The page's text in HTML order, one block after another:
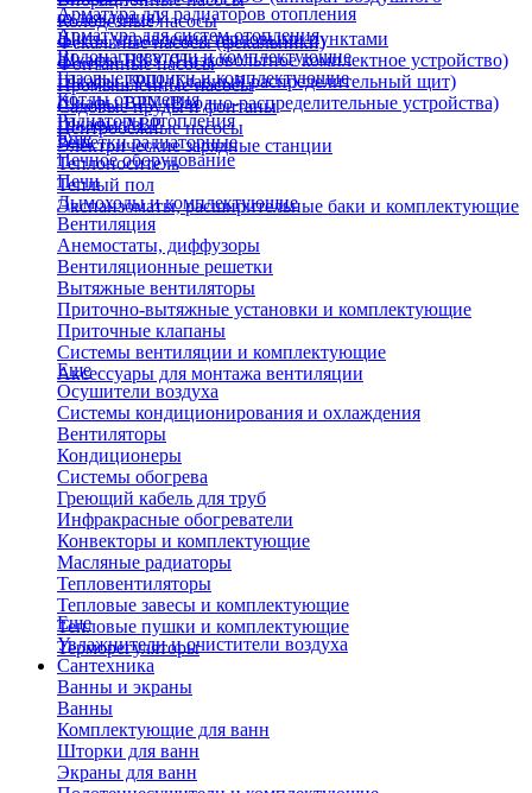
Колодезные насосы
Фекальные насосы (фекальники)
Фонтанные насосы
Промышленные насосы
Садовые пруды и фонтаны
Центробежные насосы
охлаждения)
Щиты управления тепловыми пунктами
Шкафы НКУ (Низковольтное комплектное устройство)
Шкафы ГРЩ (Главный распределительный щит)
Шкафы ВРУ (Вводно-распределительные устройства)
Шкафы АВР
Электрические зарядные станции
Арматура для радиаторов отопления
Арматура для систем отопления
Водонагреватели и комплектующие
Газовые колонки и комплектующие
Котлы отопления
Радиаторы отопления
Решетки радиаторные
Теплоноситель
Теплый пол
Экспанзоматы, расширительные баки и комплектующие
Еще
Печное оборудование
Печи
Дымоходы и комплектующие
Вентиляция
Анемостаты, диффузоры
Вентиляционные решетки
Вытяжные вентиляторы
Приточно-вытяжные установки и комплектующие
Приточные клапаны
Системы вентиляции и комплектующие
Аксессуары для монтажа вентиляции
Еще
Осушители воздуха
Системы кондиционирования и охлаждения
Вентиляторы
Кондиционеры
Системы обогрева
Греющий кабель для труб
Инфракрасные обогреватели
Конвекторы и комплектующие
Масляные радиаторы
Тепловентиляторы
Тепловые завесы и комплектующие
Тепловые пушки и комплектующие
Терморегуляторы
Еще
Увлажнители и очистители воздуха
Сантехника
Ванны и экраны
Ванны
Комплектующие для ванн
Шторки для ванн
Экраны для ванн